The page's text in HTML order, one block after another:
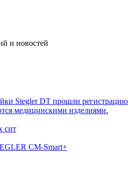
и новостей
Stegler DT прошли регистрацию
медицинскими изделиями.
сит
CM-Smart+